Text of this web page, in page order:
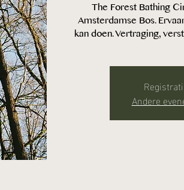
The Forest Bathing
Amsterdamse Bos.
kan doen. Vertraging,
Andere